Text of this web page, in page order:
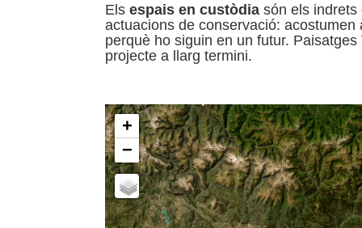
Els espais en custòdia són els indrets
actuacions de conservació:
perquè ho siguin en un futur.
projecte a llarg termini.
+
−